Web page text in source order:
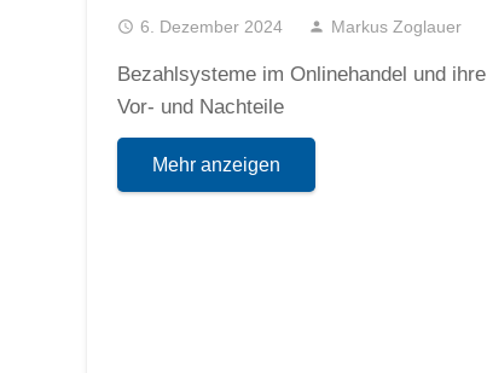
access_time 6. Dezember 2024 person Markus Zoglauer
Bezahlsysteme im Onlinehandel und ihre
Vor- und Nachteile
Mehr anzeigen